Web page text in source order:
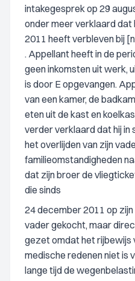
intakegesprek op 29
onder meer verklaard dat
2011 heeft verbleven bij
. Appellant heeft in de
geen inkomsten uit werk,
is door E opgevangen.
van een kamer, de
eten uit de kast en
verder verklaard dat hij
het overlijden van zijn
familieomstandigheden
dat zijn broer de
die sinds
24 december 2011 op
vader gekocht, maar
gezet omdat het rijbewijs
medische redenen niet is
lange tijd de